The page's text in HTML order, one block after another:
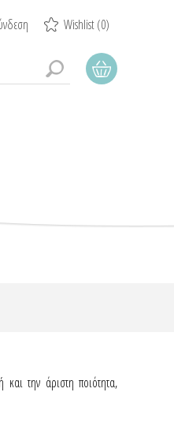
Wishlist(0)
και την άριστη ποιότητα,